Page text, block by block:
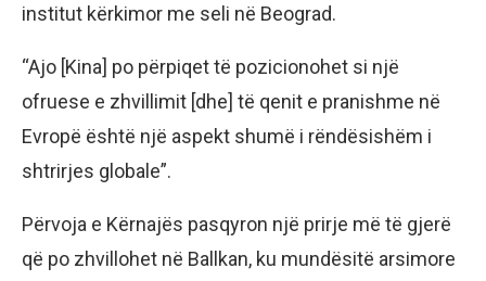
institut kërkimor me seli në Beograd.
“Ajo [Kina] po përpiqet të pozicionohet si një
ofruese e zhvillimit [dhe] të qenit e pranishme në
Evropë është një aspekt shumë i rëndësishëm i
shtrirjes globale”.
Përvoja e Kërnajës pasqyron një prirje më të gjerë
që po zhvillohet në Ballkan, ku mundësitë arsimore